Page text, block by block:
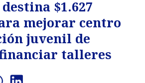
$1.627
mejorar centro
juvenil de
talleres